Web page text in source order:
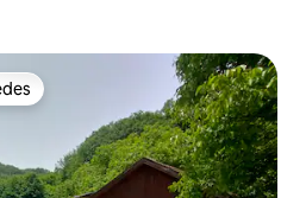
preferido